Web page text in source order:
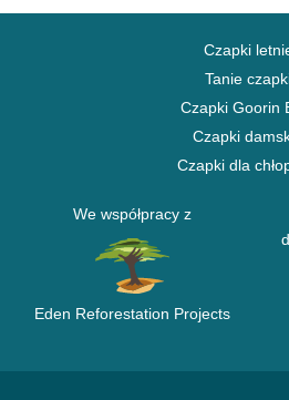
Czapki
Tanie
Czapki Goorin
Czapki
Czapki dla
We współpracy z
Eden Reforestation Projects